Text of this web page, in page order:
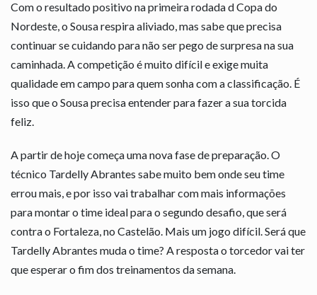
Com o resultado positivo na primeira rodada d Copa do
Nordeste, o Sousa respira aliviado, mas sabe que precisa
continuar se cuidando para não ser pego de surpresa na sua
caminhada. A competição é muito difícil e exige muita
qualidade em campo para quem sonha com a classificação. É
isso que o Sousa precisa entender para fazer a sua torcida
feliz.
A partir de hoje começa uma nova fase de preparação. O
técnico Tardelly Abrantes sabe muito bem onde seu time
errou mais, e por isso vai trabalhar com mais informações
para montar o time ideal para o segundo desafio, que será
contra o Fortaleza, no Castelão. Mais um jogo difícil. Será que
Tardelly Abrantes muda o time? A resposta o torcedor vai ter
que esperar o fim dos treinamentos da semana.